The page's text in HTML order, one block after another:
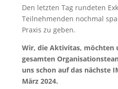
Den letzten Tag rundeten
Teilnehmenden nochmal
Praxis zu geben.
Wir, die Aktivitas, möchten
gesamten
uns schon auf das nächste
März 2024.